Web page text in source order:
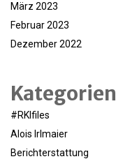
März 2023
Februar 2023
Dezember 2022
Kategorien
#RKIfiles
Alois Irlmaier
Berichterstattung